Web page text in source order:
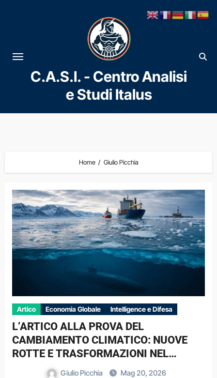
al
contenuto
C.A.S.I. - Centro Analisi
e Studi Italus
Home Giulio Picchia
Artico Economia Globale Intelligence e Difesa
L’ARTICO ALLA PROVA DEL
CAMBIAMENTO CLIMATICO: NUOVE
ROTTE E TRASFORMAZIONI NEL
DOMINIO SUBACQUEO
Giulio Picchia Mag 20, 2026